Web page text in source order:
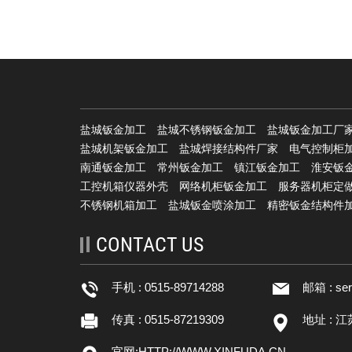
盐城钣金加工 盐城不锈钢钣金加工
盐城钣金加工厂
盐城机架钣金加工
盐城焊接结构件厂家
电气控制柜
南通钣金加工
常州钣金加工 镇江钣金加工
淮安钣
工控机箱仪器外壳
网络机柜钣金加工
服务器机柜定
不锈钢机箱加工
盐城钣金喷涂加工 精密钣金结构件
CONTACT US
手机 : 0515-89714288 邮箱 :
传真 : 0515-87219309 地址 : 江